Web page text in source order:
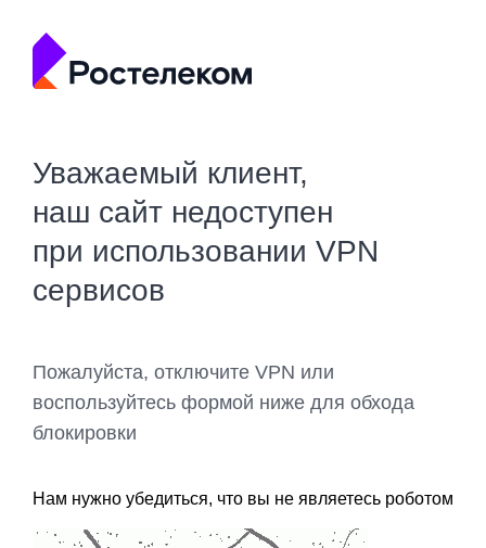
Уважаемый клиент,
наш сайт недоступен
при использовании VPN
сервисов
Пожалуйста, отключите VPN или
воспользуйтесь формой ниже для обхода
блокировки
Нам нужно убедиться, что вы не являетесь роботом